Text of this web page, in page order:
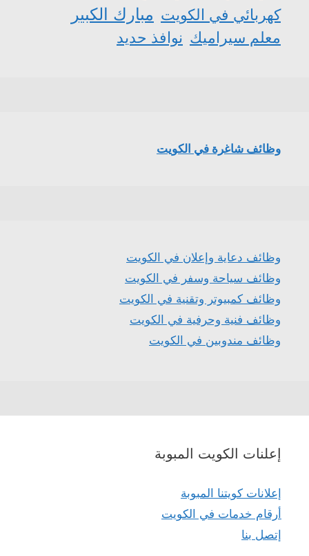
كهربائي في الكويت مبارك الكبير
معلم سيراميك نوافذ حديد
وظائف شاغرة في الكويت
وظائف دعاية وإعلان في الكويت
وظائف سياحة وسفر في الكويت
وظائف كمبيوتر وتقنية في الكويت
وظائف فنية وحرفية في الكويت
وظائف مندوبين في الكويت
إعلنات الكويت المبوبة
إعلانات كويتنا المبوبة
أرقام خدمات في الكويت
إتصل بنا